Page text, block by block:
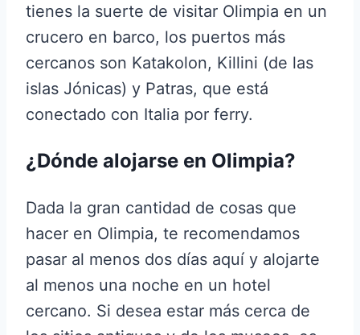
tienes la suerte de visitar Olimpia en un
crucero en barco, los puertos más
cercanos son Katakolon, Killini (de las
islas Jónicas) y Patras, que está
conectado con Italia por ferry.
¿Dónde alojarse en Olimpia?
Dada la gran cantidad de cosas que
hacer en Olimpia, te recomendamos
pasar al menos dos días aquí y alojarte
al menos una noche en un hotel
cercano. Si desea estar más cerca de